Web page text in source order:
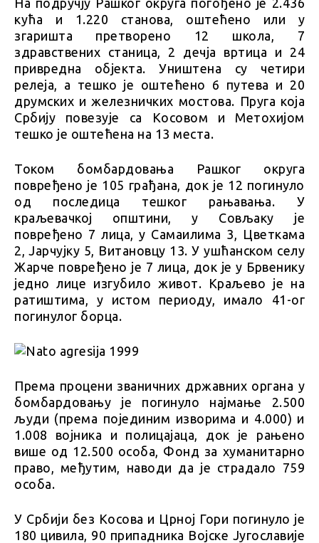
кућа и 1.220 станова, оштећено или у
згаришта претворено 12 школа, 7
здравствених станица, 2 дечја вртица и 24
привредна објекта. Уништена су четири
релеја, а тешко је оштећено 6 путева и 20
друмских и железничких мостова. Пруга која
Србију повезује са Косовом и Метохијом
тешко је оштећена на 13 места.
Током бомбардовања Рашког округа
повређено је 105 грађана, док је 12 погинуло
од последица тешког рањавања. У
краљевачкој општини, у Совљаку је
повређено 7 лица, у Самаилима 3, Цветкама
2, Јарчујку 5, Витановцу 13. У ушћанском селу
Жарче повређено је 7 лица, док је у Брвенику
једно лице изгубило живот. Краљево је на
ратиштима, у истом периоду, имало 41-ог
погинулог борца.
Према процени званичних државних органа у
бомбардовању је погинуло најмање 2.500
људи (према појединим изворима и 4.000) и
1.008 војника и полицајаца, док је рањено
више од 12.500 особа, Фонд за хуманитарно
право, међутим, наводи да је страдало 759
особа.
У Србији без Косова и Црној Гори погинуло је
180 цивила, 90 припадника Војске Југославије